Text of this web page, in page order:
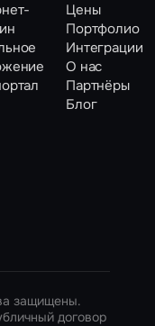
Цены
Портфолио
Интеграции
О нас
Партнёры
Блог
защищены.
договор